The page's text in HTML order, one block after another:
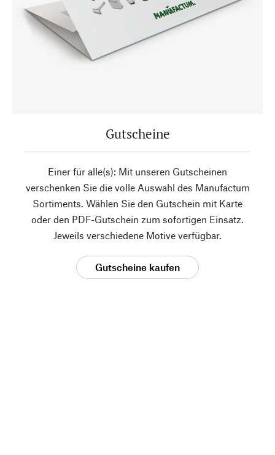
Gutscheine
Einer für alle(s): Mit unseren Gutscheinen
verschenken Sie die volle Auswahl des Manufactum
Sortiments. Wählen Sie den Gutschein mit Karte
oder den PDF-Gutschein zum sofortigen Einsatz.
Jeweils verschiedene Motive verfügbar.
Gutscheine kaufen